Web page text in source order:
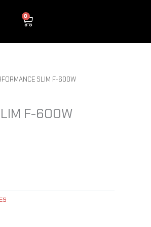
0
Cart
SLIM F-600W
F-600W